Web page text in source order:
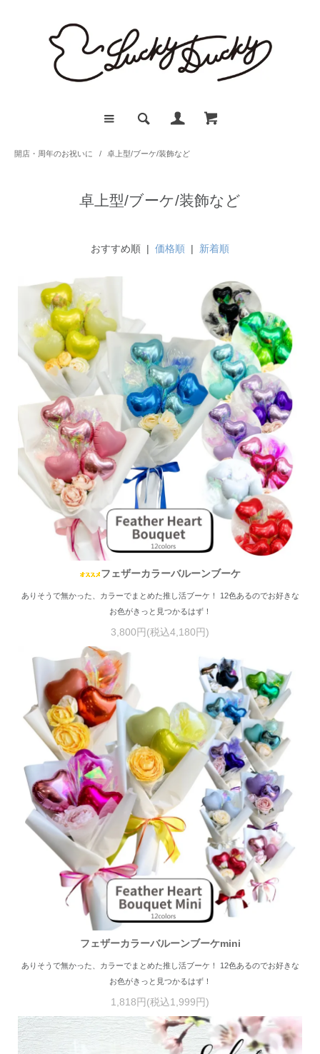
開店・周年のお祝いに / 卓上型/ブーケ/装飾など
卓上型/ブーケ/装飾など
おすすめ順 | 価格順 | 新着順
フェザーカラーバルーンブーケ
ありそうで無かった、カラーでまとめた推し活ブーケ！ 12色あるのでお好きな
お色がきっと見つかるはず！
3,800円(税込4,180円)
フェザーカラーバルーンブーケmini
ありそうで無かった、カラーでまとめた推し活ブーケ！ 12色あるのでお好きな
お色がきっと見つかるはず！
1,818円(税込1,999円)